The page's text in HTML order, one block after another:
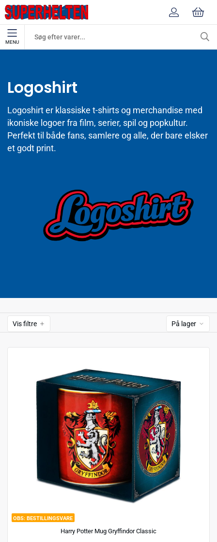
MENU
Logoshirt
Logoshirt er klassiske t-shirts og merchandise med
ikoniske logoer fra film, serier, spil og popkultur.
Perfekt til både fans, samlere og alle, der bare elsker
et godt print.
Vis filtre På lager
BESTILLINGSVARE
Harry Potter Mug Gryffindor Classic